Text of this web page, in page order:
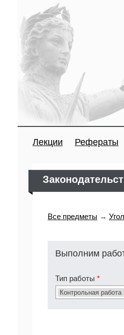
Лекции Рефераты
Все предметы →
Выполним
Тип работы *